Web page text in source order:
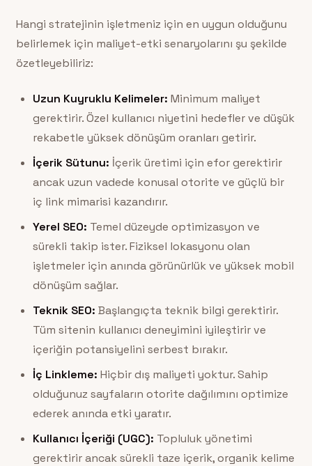
Hangi stratejinin işletmeniz için en uygun olduğunu
belirlemek için maliyet-etki senaryolarını şu şekilde
özetleyebiliriz:
Uzun Kuyruklu Kelimeler: Minimum maliyet
gerektirir. Özel kullanıcı niyetini hedefler ve düşük
rekabetle yüksek dönüşüm oranları getirir.
İçerik Sütunu: İçerik üretimi için efor gerektirir
ancak uzun vadede konusal otorite ve güçlü bir
iç link mimarisi kazandırır.
Yerel SEO: Temel düzeyde optimizasyon ve
sürekli takip ister. Fiziksel lokasyonu olan
işletmeler için anında görünürlük ve yüksek mobil
dönüşüm sağlar.
Teknik SEO: Başlangıçta teknik bilgi gerektirir.
Tüm sitenin kullanıcı deneyimini iyileştirir ve
içeriğin potansiyelini serbest bırakır.
İç Linkleme: Hiçbir dış maliyeti yoktur. Sahip
olduğunuz sayfaların otorite dağılımını optimize
ederek anında etki yaratır.
Kullanıcı İçeriği (UGC): Topluluk yönetimi
gerektirir ancak sürekli taze içerik, organik kelime